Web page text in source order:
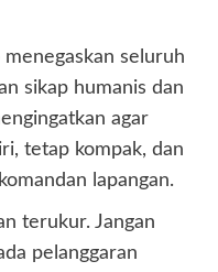
seluruh
sikap humanis dan
agar
tetap kompak, dan
lapangan.
terukur. Jangan
pelanggaran